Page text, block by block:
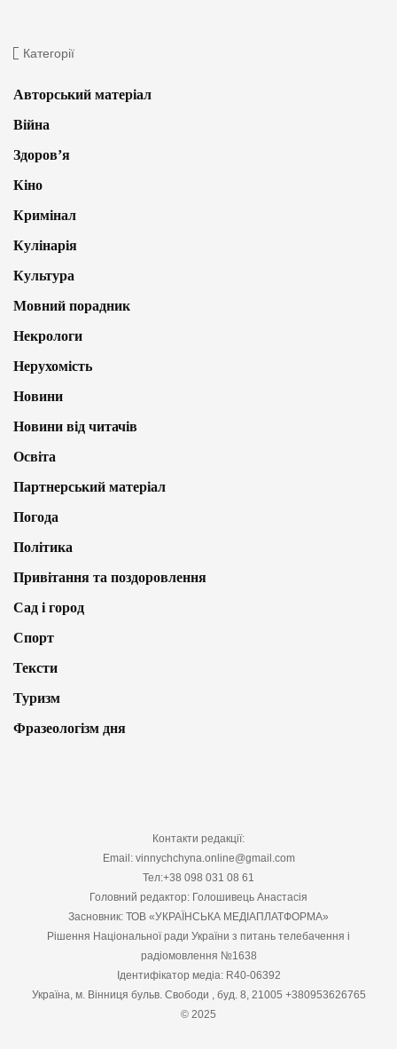
Категорії
Авторський матеріал
Війна
Здоров’я
Кіно
Кримінал
Кулінарія
Культура
Мовний порадник
Некрологи
Нерухомість
Новини
Новини від читачів
Освіта
Партнерський матеріал
Погода
Політика
Привітання та поздоровлення
Сад і город
Спорт
Тексти
Туризм
Фразеологізм дня
Контакти редакції:
Email: vinnychchyna.online@gmail.com
Тел:+38 098 031 08 61
Головний редактор: Голошивець Анастасія
Засновник: ТОВ «УКРАЇНСЬКА МЕДІАПЛАТФОРМА»
Рішення Національної ради України з питань телебачення і
радіомовлення №1638
Ідентифікатор медіа: R40-06392
Україна, м. Вінниця бульв. Свободи , буд. 8, 21005 +380953626765
© 2025